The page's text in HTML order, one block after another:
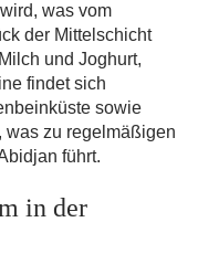
was vom
der Mittelschicht
und Joghurt,
findet sich
sowie
was zu regelmäßigen
führt.
in der